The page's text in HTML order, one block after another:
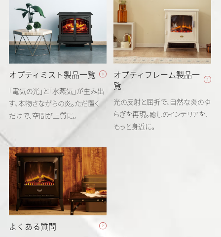
オプティミスト製品一覧
「電気の光」と「水蒸気」が生み出
す、本物さながらの炎。ただ置く
だけで、空間が上質に。
オプティフレーム製品一
覧
光の反射と屈折で、自然な炎のゆ
らぎを再現。癒しのインテリアを、
もっと身近に。
よくある質問